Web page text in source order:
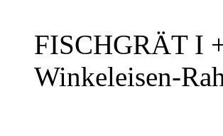
FISCHGRÄT I
Winkeleisen-